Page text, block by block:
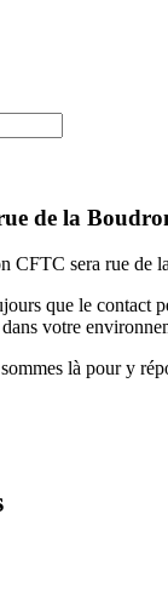
de la
CFTC sera rue de
que le contact
votre
là pour y